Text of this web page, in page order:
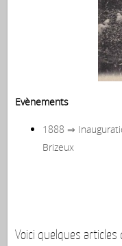
Evènements
1888 ⇒
Brizeux
Voici quelques articles